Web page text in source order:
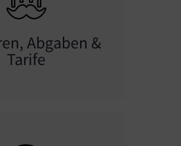
Abgaben &
Tarife